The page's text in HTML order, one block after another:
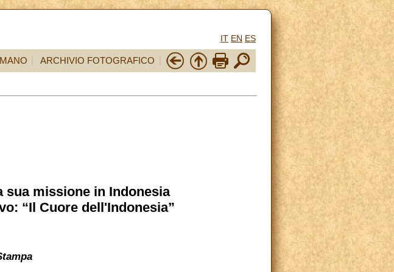
IT EN ES
ARCHIVIO FOTOGRAFICO
sua missione in Indonesia
“Il Cuore dell'Indonesia”